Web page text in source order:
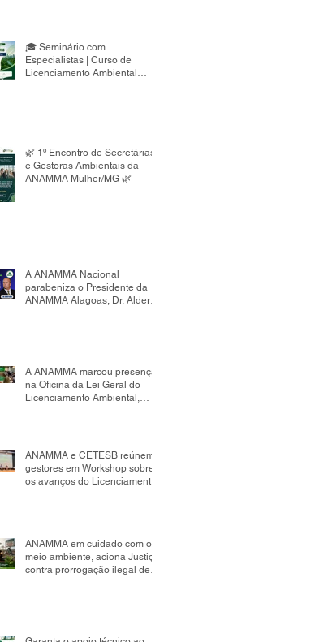
🎓 Seminário com
Especialistas | Curso de
Licenciamento Ambiental
🌿 1º Encontro de Secretárias
e Gestoras Ambientais da
ANAMMA Mulher/MG 🌿
A ANAMMA Nacional
parabeniza o Presidente da
ANAMMA Alagoas, Dr. Alder
A ANAMMA marcou presença
na Oficina da Lei Geral do
Licenciamento Ambiental,
com o fortalecimento da
gestão ambiental
ANAMMA e CETESB reúnem
gestores em Workshop sobre
os avanços do Licenciamento
ANAMMA em cuidado com o
meio ambiente, aciona Justiça
contra prorrogação ilegal de